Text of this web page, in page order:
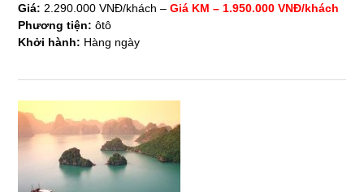
Giá: 2.290.000 VNĐ/khách –Giá KM – 1.950.000 VNĐ/khách
Phương tiện:ôtô
Khởi hành: Hàng ngày